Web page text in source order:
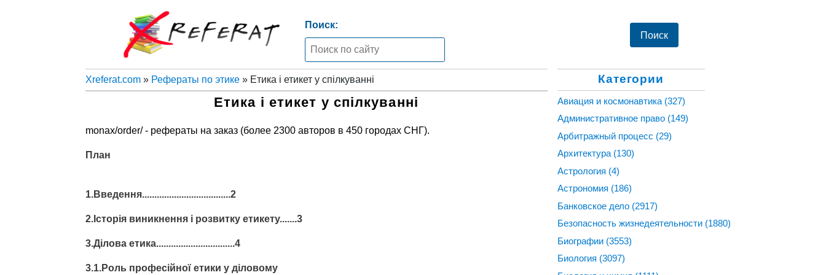
Поиск:
Xreferat.com» Рефераты по этике» Етика і етикет у спілкуванні
Етика і етикет у спілкуванні
monax/order/ - рефераты на заказ (более 2300 авторов в 450 городах СНГ).
План
1.Введення....................................2
2.Історія виникнення і розвитку етикету.......3
3.Ділова етика................................4
3.1.Роль професійної етики у діловому
Категории
Авиация и космонавтика (327)
Административное право (149)
Арбитражный процесс (29)
Архитектура (130)
Астрология (4)
Астрономия (186)
Банковское дело (2917)
Безопасность жизнедеятельности (1880)
Биографии (3553)
Биология (3097)